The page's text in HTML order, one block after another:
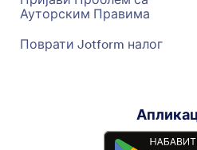
Ауторским Правима
Поврати Jotform налог